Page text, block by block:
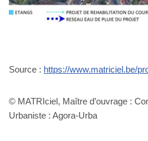
Source : https://www.matriciel.be/
© MATRIciel, Maître d’ouvrage :
Urbaniste : Agora-Urba